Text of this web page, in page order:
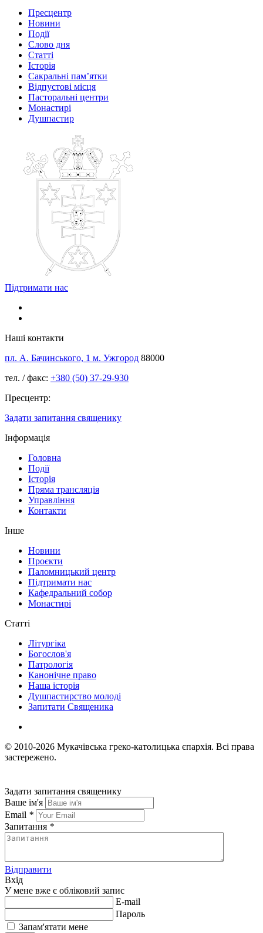
Пресцентр
Новини
Події
Слово дня
Статті
Історія
Сакральні пам’ятки
Відпустові місця
Пасторальні центри
Монастирі
Душпастир
Підтримати нас
Наші контакти
пл. А. Бачинського, 1 м. Ужгород 88000
тел. / факс: +380 (50) 37-29-930
Пресцентр:
Задати запитання священику
Інформація
Головна
Події
Історія
Пряма трансляція
Управління
Контакти
Інше
Новини
Проєкти
Паломницький центр
Підтримати нас
Кафедральний собор
Монастирі
Статті
Літургіка
Богослов'я
Патрологія
Канонічне право
Наша історія
Душпастирство молоді
Запитати Священика
© 2010-2026 Мукачівська греко-католицька єпархія. Всі права
застережено.
Задати запитання священику
Ваше ім'я
Email *
Запитання *
Відправити
Вхід
У мене вже є обліковий запис
E-mail
Пароль
Запам'ятати мене